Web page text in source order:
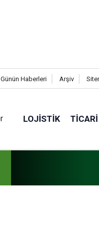
Günün Haberleri Arşiv
LOJISTIK